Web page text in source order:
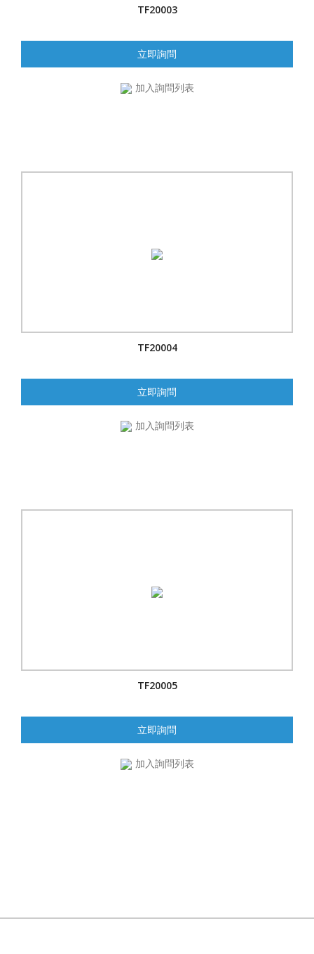
TF20003
立即詢問
加入詢問列表
TF20004
立即詢問
加入詢問列表
TF20005
立即詢問
加入詢問列表